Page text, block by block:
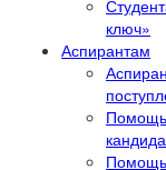
ключ»
Аспирантам
Помощь